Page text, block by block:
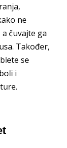
ne
čuvajte ga
Također,
se
i